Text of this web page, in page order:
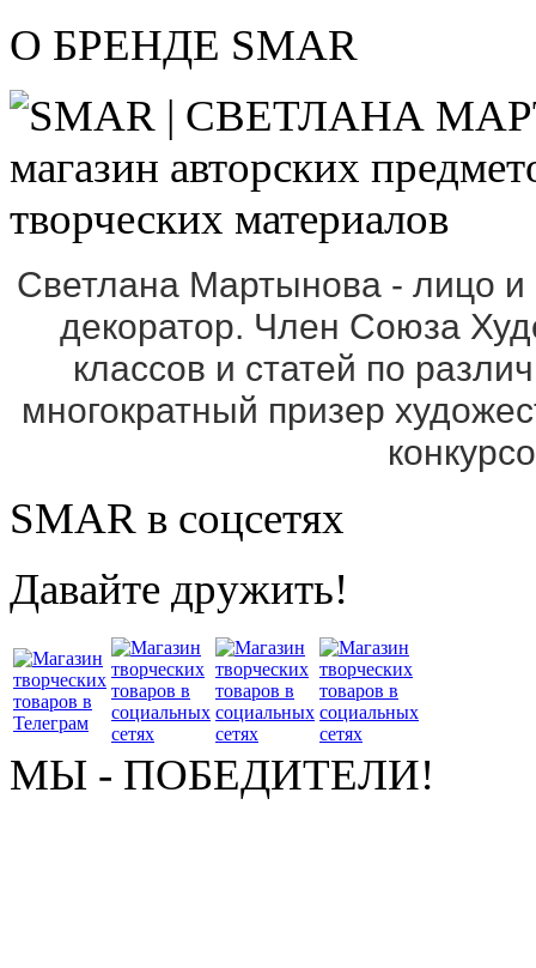
О БРЕНДЕ SMAR
Светлана Мартынова - лицо
декоратор. Член Союза
классов и статей по
многократный призер
SMAR в соцсетях
Давайте дружить!
МЫ - ПОБЕДИТЕЛИ!